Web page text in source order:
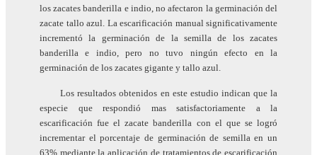
los zacates banderilla e indio, no afectaron la germinación del
zacate tallo azul. La escarificación manual significativamente
incrementó la germinación de la semilla de los zacates
banderilla e indio, pero no tuvo ningún efecto en la
germinación de los zacates gigante y tallo azul.
Los resultados obtenidos en este estudio indican que la
especie que respondió mas satisfactoriamente a la
escarificación fue el zacate banderilla con el que se logró
incrementar el porcentaje de germinación de semilla en un
63% mediante la aplicación de tratamientos de escarificación